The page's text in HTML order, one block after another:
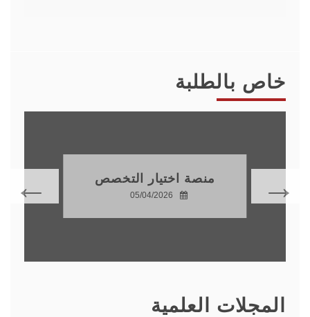
خاص بالطلبة
منصة اختيار التخصص
05/04/2026
المجلات العلمية